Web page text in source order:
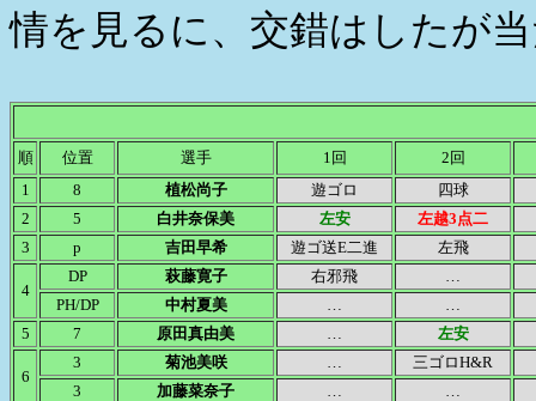
情を見るに、交錯はしたが
順 位置 選手 1回
2回
1
8 植松尚子 遊ゴロ
四球
2
5 白井奈保美 左安
左越3点二
3
p 吉田早希 遊ゴ送E二進 左飛
4
DP 萩藤寛子 右邪飛
…
PH/DP
中村夏美 …
…
5
7 原田真由美 … 左安
6
3 菊池美咲 …
三ゴロH&R
3
加藤菜奈子 …
…